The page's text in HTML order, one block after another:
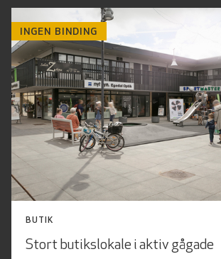
INGEN BINDING
BUTIK
Stort butikslokale i aktiv gågade